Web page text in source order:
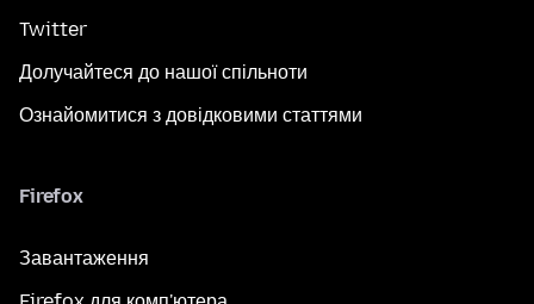
Twitter
Долучайтеся до нашої спільноти
Ознайомитися з довідковими статтями
Firefox
Завантаження